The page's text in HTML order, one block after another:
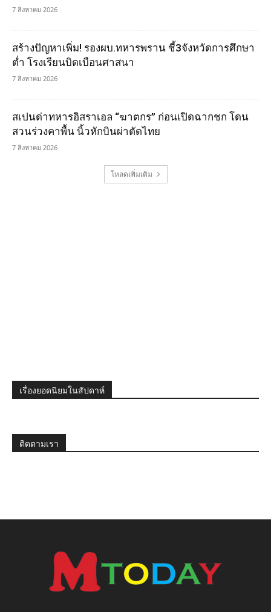
7 สิงหาคม 2026
สร้างปัญหาเพิ่ม! รองผบ.ทหารพราน ชี้3จังหวัดการศึกษา
ต่ำ โรงเรียนบิดเบือนศาสนา
7 สิงหาคม 2026
สเปนด่าทหารอิสราเอล “ฆาตกร” ก่อนเปิดฉากชก โดน
สวนร่วงคาพื้น นิ้วหักบินผ่าตัดไทย
7 สิงหาคม 2026
โหลดเพิ่มเติม
เรื่องยอดนิยมในสัปดาห์
ติดตามเรา